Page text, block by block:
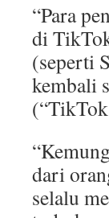
“Para
di
(seperti
kembali
dari
selalu